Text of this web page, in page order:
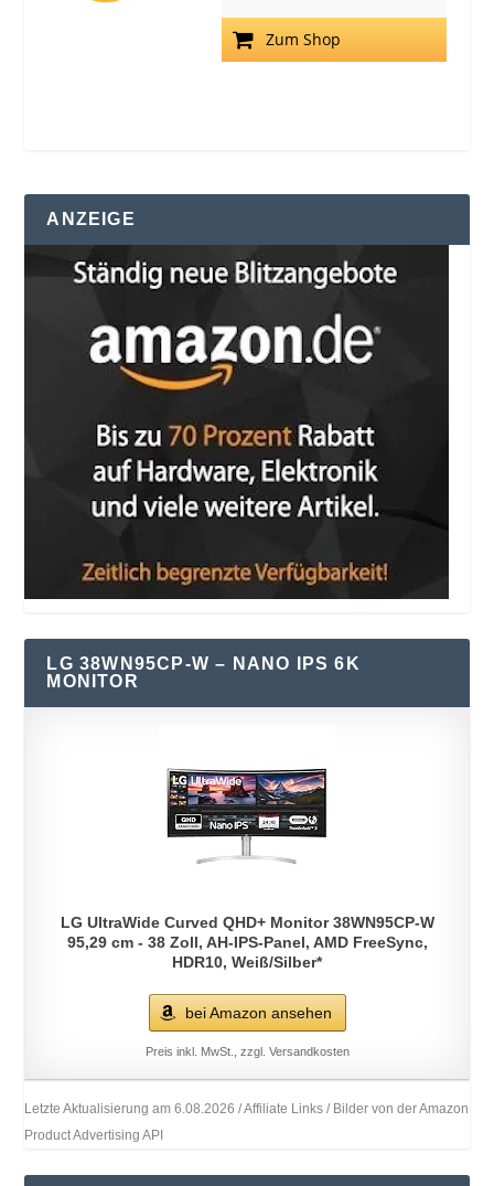
Zum Shop
ANZEIGE
LG 38WN95CP-W – NANO IPS 6K
MONITOR
LG UltraWide Curved QHD+ Monitor 38WN95CP-W
95,29 cm - 38 Zoll, AH-IPS-Panel, AMD FreeSync,
HDR10, Weiß/Silber*
bei Amazon ansehen
Preis inkl. MwSt., zzgl. Versandkosten
Letzte Aktualisierung am 6.08.2026 / Affiliate Links / Bilder von der Amazon
Product Advertising API